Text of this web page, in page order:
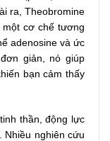
ra, Theobromine
cơ chế tương
adenosine và ức
giản, nó giúp
bạn cảm thấy
thần, động lực
Nhiều nghiên cứu